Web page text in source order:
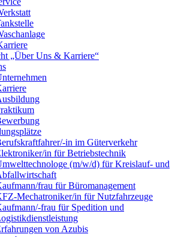
„Über Uns & Karriere“
in im Güterverkehr
in für Betriebstechnik
(m/w/d) für Kreislauf- und
frau für Büromanagement
Mechatroniker/in für Nutzfahrzeuge
frau für Spedition und
von Azubis